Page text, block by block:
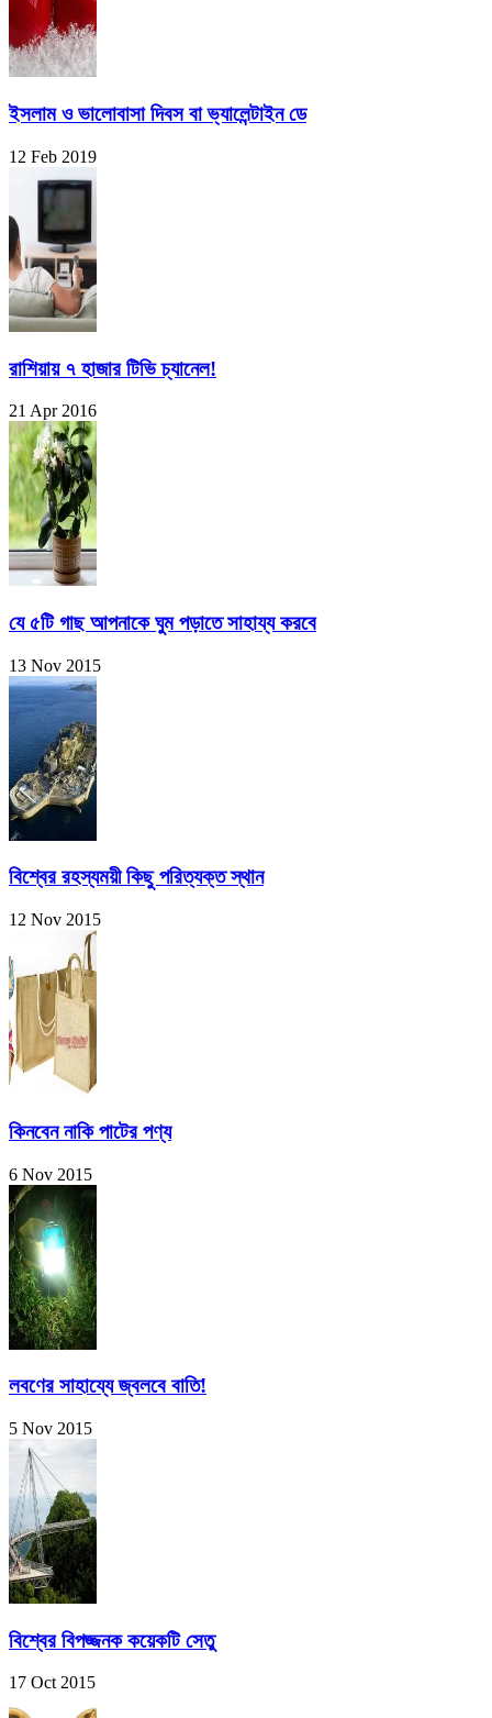
ইসলাম ও ভালোবাসা দিবস বা ভ্যালেন্টাইন ডে
12 Feb 2019
রাশিয়ায় ৭ হাজার টিভি চ্যানেল!
21 Apr 2016
যে ৫টি গাছ আপনাকে ঘুম পড়াতে সাহায্য করবে
13 Nov 2015
বিশ্বের রহস্যময়ী কিছু পরিত্যক্ত স্থান
12 Nov 2015
কিনবেন নাকি পাটের পণ্য
6 Nov 2015
লবণের সাহায্যে জ্বলবে বাতি!
5 Nov 2015
বিশ্বের বিপজ্জনক কয়েকটি সেতু
17 Oct 2015